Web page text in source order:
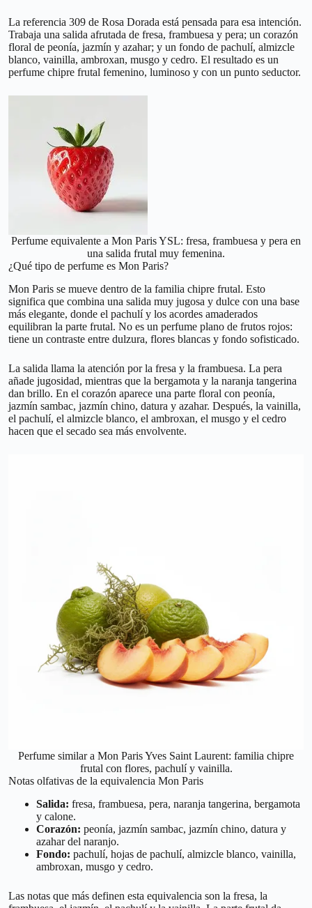
La referencia 309 de Rosa Dorada está pensada para esa intención.
Trabaja una salida afrutada de fresa, frambuesa y pera; un corazón
floral de peonía, jazmín y azahar; y un fondo de pachulí, almizcle
blanco, vainilla, ambroxan, musgo y cedro. El resultado es un
perfume chipre frutal femenino, luminoso y con un punto seductor.
Perfume equivalente a Mon Paris YSL: fresa, frambuesa y pera en
una salida frutal muy femenina.
¿Qué tipo de perfume es Mon Paris?
Mon Paris se mueve dentro de la familia chipre frutal. Esto
significa que combina una salida muy jugosa y dulce con una base
más elegante, donde el pachulí y los acordes amaderados
equilibran la parte frutal. No es un perfume plano de frutos rojos:
tiene un contraste entre dulzura, flores blancas y fondo sofisticado.
La salida llama la atención por la fresa y la frambuesa. La pera
añade jugosidad, mientras que la bergamota y la naranja tangerina
dan brillo. En el corazón aparece una parte floral con peonía,
jazmín sambac, jazmín chino, datura y azahar. Después, la vainilla,
el pachulí, el almizcle blanco, el ambroxan, el musgo y el cedro
hacen que el secado sea más envolvente.
Perfume similar a Mon Paris Yves Saint Laurent: familia chipre
frutal con flores, pachulí y vainilla.
Notas olfativas de la equivalencia Mon Paris
Salida: fresa, frambuesa, pera, naranja tangerina, bergamota
y calone.
Corazón: peonía, jazmín sambac, jazmín chino, datura y
azahar del naranjo.
Fondo: pachulí, hojas de pachulí, almizcle blanco, vainilla,
ambroxan, musgo y cedro.
Las notas que más definen esta equivalencia son la fresa, la